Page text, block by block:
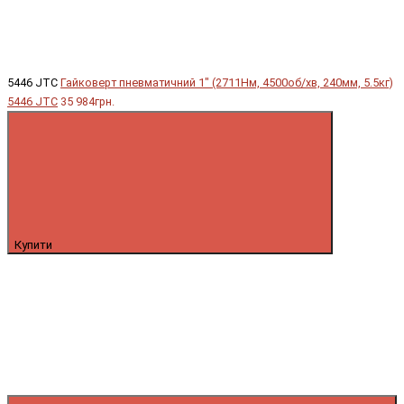
5446 JTC Гайковерт пневматичний 1" (2711Hм, 4500об/хв, 240мм, 5.5кг)
5446 JTC 35 984грн.
Купити